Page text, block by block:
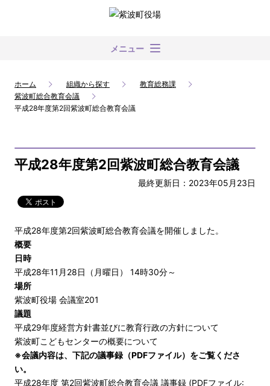
メニュー
ホーム 組織から探す
教育総務課
紫波町総合教育会議
平成28年度第2回紫波町総合教育会議
平成28年度第2回紫波町総合教育会議
最終更新日：2023年05月23日
平成28年度第2回紫波町総合教育会議を開催しました。
概要
日時
平成28年11月28日（月曜日） 14時30分～
場所
紫波町役場 会議室201
議題
平成29年度経営方針書並びに教育行政の方針について
紫波町こどもセンターの概要について
※会議内容は、下記の議事録（PDFファイル）をご覧くださ
い。
平成28年度 第2回紫波町総合教育会議 議事録 (PDFファイル: